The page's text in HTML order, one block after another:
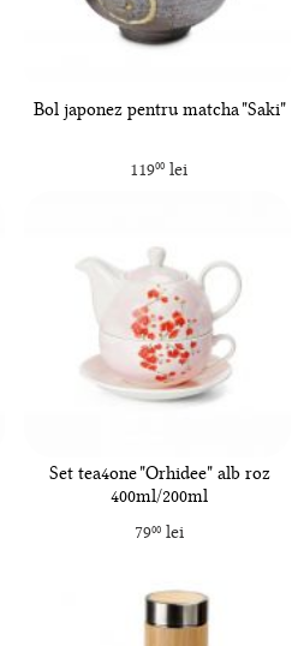
Bol japonez pentru matcha "Saki"
11900 lei
Set tea4one "Orhidee" alb roz
400ml/200ml
7900lei